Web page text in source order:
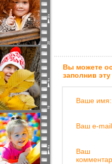
Вы можете
заполнив
Ваше имя:
Ваш e-
Ваш